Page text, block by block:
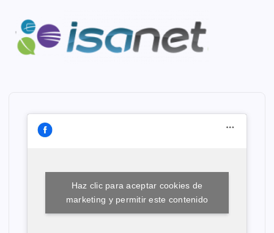
Haz clic para aceptar cookies de
marketing y permitir este contenido